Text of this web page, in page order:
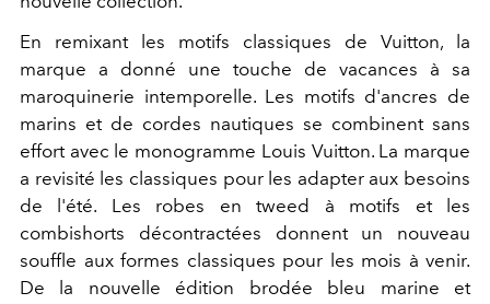
En remixant les motifs classiques de Vuitton, la
marque a donné une touche de vacances à sa
maroquinerie intemporelle. Les motifs d'ancres de
marins et de cordes nautiques se combinent sans
effort avec le monogramme Louis Vuitton. La marque
a revisité les classiques pour les adapter aux besoins
de l'été. Les robes en tweed à motifs et les
combishorts décontractées donnent un nouveau
souffle aux formes classiques pour les mois à venir.
De la nouvelle édition brodée bleu marine et